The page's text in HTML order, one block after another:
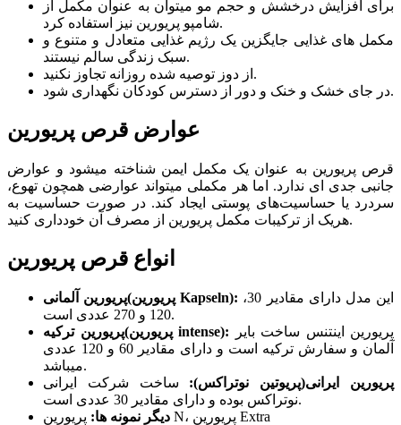
برای افزایش درخشش و حجم مو میتوان به عنوان مکمل از
شامپو پریورین نیز استفاده کرد.
مکمل های غذایی جایگزین یک رژیم غذایی متعادل و متنوع و
سبک زندگی سالم نیستند.
از دوز توصیه شده روزانه تجاوز نکنید.
در جای خشک و خنک و دور از دسترس کودکان نگهداری شود.
عوارض قرص پریورین
قرص پریورین به عنوان یک مکمل ایمن شناخته میشود و عوارض
جانبی جدی ای ندارد. اما هر مکملی میتواند عوارضی همچون تهوع،
سردرد یا حساسیت‌های پوستی ایجاد کند. در صورت حساسیت به
هریک از ترکیبات مکمل پریورین از مصرف آن خودداری کنید.
انواع قرص پریورین
پریورین آلمانی(پریورین Kapseln):
120 و 270 عددی است.
پریورین ترکیه(پریورین intense):
آلمان و سفارش ترکیه است و دارای مقادیر 60 و 120 عددی
میباشد.
پریورین ایرانی(پریوتین نوتراکس): ساخت شرکت ایرانی
نوتراکس بوده و دارای مقادیر 30 عددی است.
دیگر نمونه ها:
پریورین N، پریورین Extra